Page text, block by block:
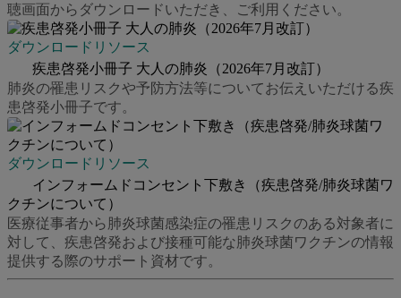
聴画面からダウンロードいただき、ご利用ください。
ダウンロードリソース
疾患啓発小冊子 大人の肺炎（2026年7月改訂）
肺炎の罹患リスクや予防方法等についてお伝えいただける疾
患啓発小冊子です。
ダウンロードリソース
インフォームドコンセント下敷き（疾患啓発/肺炎球菌ワ
クチンについて）
医療従事者から肺炎球菌感染症の罹患リスクのある対象者に
対して、疾患啓発および接種可能な肺炎球菌ワクチンの情報
提供する際のサポート資材です。